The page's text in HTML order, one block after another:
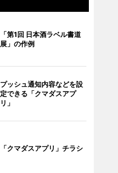
「第1回 日本酒ラベル書道
展」の作例
プッシュ通知内容などを設
定できる「クマダスアプ
リ」
「クマダスアプリ」チラシ